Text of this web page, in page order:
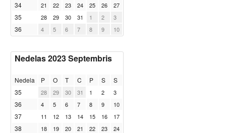
34 21 22 23 24 25 26 27
35 28 29 30 31 1 2 3
36 4 5 6 7 8 9 10
Nedelas 2023 Septembris
Nedela P O T C P S
S
35
28 29 30 31 1 2 3
36 4 5 6 7 8 9 10
37 11 12 13 14 15 16 17
38 18 19 20 21 22 23 24